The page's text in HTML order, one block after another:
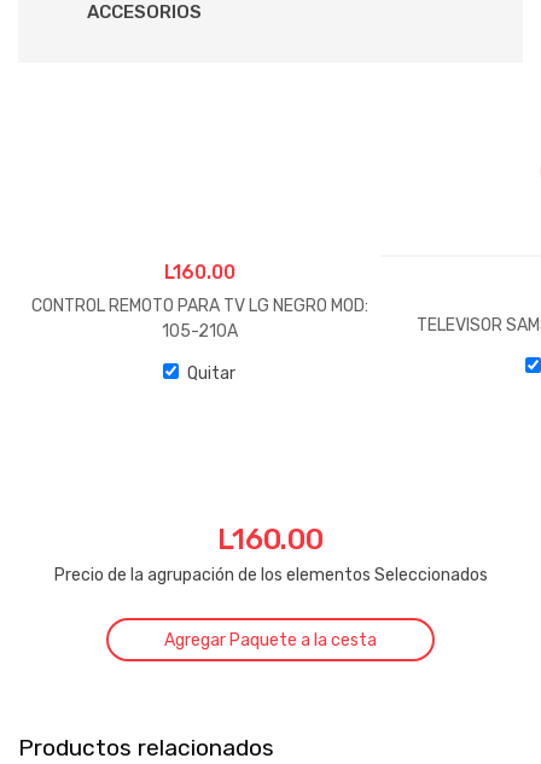
ACCESORIOS
L160.00
CONTROL REMOTO PARA TV LG NEGRO MOD:
105-210A
Quitar
TELEVISOR
L160.00
Precio de la agrupación de los elementos Seleccionados
Agregar Paquete a la cesta
Productos relacionados